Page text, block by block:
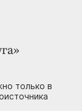
только в